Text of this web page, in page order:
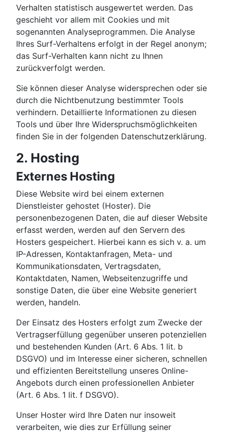
Verhalten statistisch ausgewertet werden. Das
geschieht vor allem mit Cookies und mit
sogenannten Analyseprogrammen. Die Analyse
Ihres Surf-Verhaltens erfolgt in der Regel anonym;
das Surf-Verhalten kann nicht zu Ihnen
zurückverfolgt werden.
Sie können dieser Analyse widersprechen oder sie
durch die Nichtbenutzung bestimmter Tools
verhindern. Detaillierte Informationen zu diesen
Tools und über Ihre Widerspruchsmöglichkeiten
finden Sie in der folgenden Datenschutzerklärung.
2. Hosting
Externes Hosting
Diese Website wird bei einem externen
Dienstleister gehostet (Hoster). Die
personenbezogenen Daten, die auf dieser Website
erfasst werden, werden auf den Servern des
Hosters gespeichert. Hierbei kann es sich v. a. um
IP-Adressen, Kontaktanfragen, Meta- und
Kommunikationsdaten, Vertragsdaten,
Kontaktdaten, Namen, Webseitenzugriffe und
sonstige Daten, die über eine Website generiert
werden, handeln.
Der Einsatz des Hosters erfolgt zum Zwecke der
Vertragserfüllung gegenüber unseren potenziellen
und bestehenden Kunden (Art. 6 Abs. 1 lit. b
DSGVO) und im Interesse einer sicheren, schnellen
und effizienten Bereitstellung unseres Online-
Angebots durch einen professionellen Anbieter
(Art. 6 Abs. 1 lit. f DSGVO).
Unser Hoster wird Ihre Daten nur insoweit
verarbeiten, wie dies zur Erfüllung seiner